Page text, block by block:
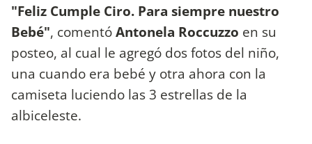
"Feliz Cumple Ciro. Para siempre nuestro
Bebé", comentóAntonela Roccuzzo en su
posteo, al cual le agregó dos fotos del niño,
una cuando era bebé y otra ahora con la
camiseta luciendo las 3 estrellas de la
albiceleste.